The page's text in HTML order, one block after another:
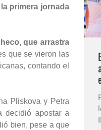
primera jornada
que arrastra
que se vieron las
contando el
Pliskova y Petra
decidió apostar a
bien, pese a que